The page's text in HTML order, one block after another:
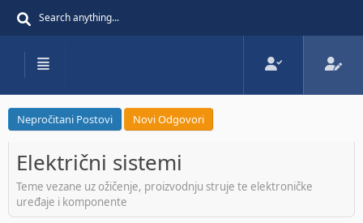
Nepročitani Postovi Novi Odgovori
Električni sistemi
Teme vezane uz ožičenje, proizvodnju struje te elektroničke
uređaje i komponente